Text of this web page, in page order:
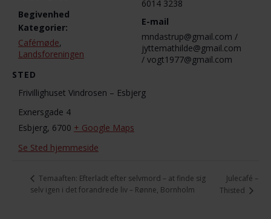
Begivenhed
Kategorier:
Cafémøde,
Landsforeningen
STED
Frivillighuset Vindrosen – Esbjerg
Exnersgade 4
Esbjerg, 6700 + Google Maps
Se Sted hjemmeside
6014 3238
E-mail
mndastrup@gmail.com /
jyttemathilde@gmail.com
/ vogt1977@gmail.com
Temaaften: Efterladt efter selvmord – at finde sig
selv igen i det forandrede liv – Rønne, Bornholm
Julecafé –
Thisted